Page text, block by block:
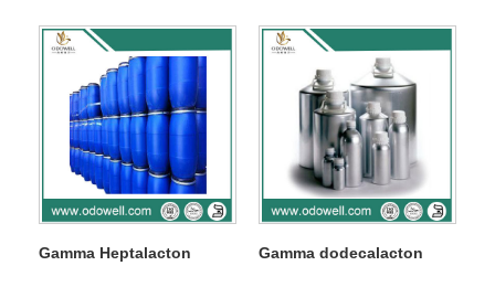
Gamma Heptalacton Gamma dodecalacton